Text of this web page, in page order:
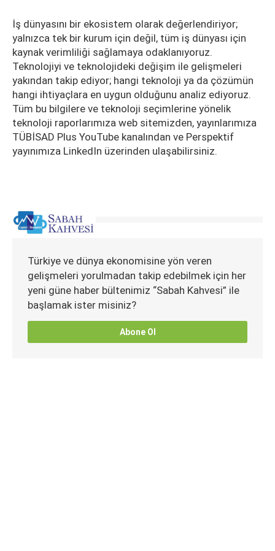
İş dünyasını bir ekosistem olarak değerlendiriyor;
yalnızca tek bir kurum için değil, tüm iş dünyası için
kaynak verimliliği sağlamaya odaklanıyoruz.
Teknolojiyi ve teknolojideki değişim ile gelişmeleri
yakından takip ediyor; hangi teknoloji ya da çözümün
hangi ihtiyaçlara en uygun olduğunu analiz ediyoruz.
Tüm bu bilgilere ve teknoloji seçimlerine yönelik
teknoloji raporlarımıza web sitemizden, yayınlarımıza
TÜBİSAD Plus YouTube kanalından ve Perspektif
yayınımıza LinkedIn üzerinden ulaşabilirsiniz.
Türkiye ve dünya ekonomisine yön veren
gelişmeleri yorulmadan takip edebilmek için her
yeni güne haber bültenimiz “Sabah Kahvesi” ile
başlamak ister misiniz?
Abone Ol